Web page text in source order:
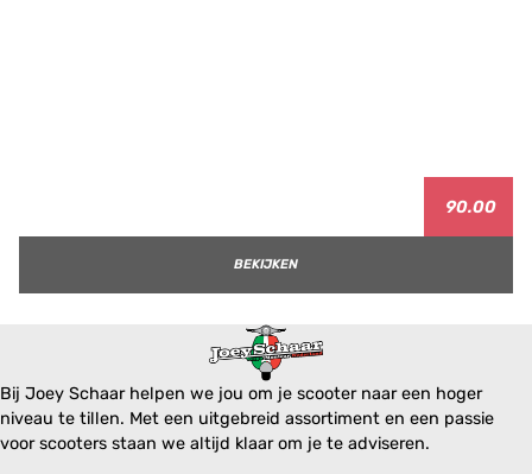
90.00
BEKIJKEN
Bij Joey Schaar helpen we jou om je scooter naar een hoger
niveau te tillen. Met een uitgebreid assortiment en een passie
voor scooters staan we altijd klaar om je te adviseren.